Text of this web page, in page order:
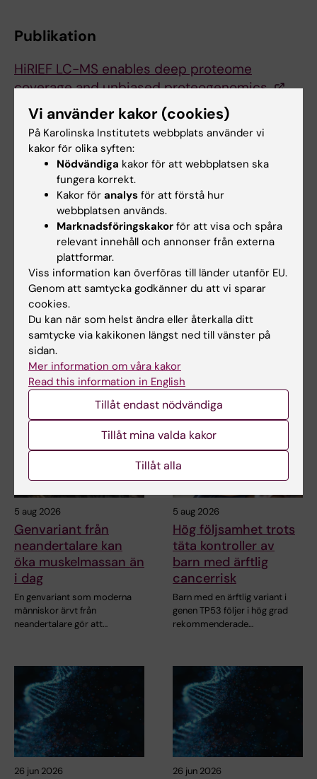
Publikation
HiRIEF LC-MS enables deep proteome
coverage and unbiased proteogenomics.
Branca R, Orre L, Johansson H, Granholm V,
Huss M, Pérez-Bercoff �,et al
Nat. Methods 2014 Jan;11(1):59-62
Genetik
Uppdaterad av:
Webb Admin 2014-02-05
Dela
Relaterade artiklar
5 aug 2026
Genvariant från
neandertalare kan
öka muskelmassan än
i dag
En genvariant som moderna
människor ärvt från
neandertalare gör att…
5 aug 2026
Hög följsamhet trots
täta kontroller av
barn med ärftlig
cancerrisk
Barn med en ärftlig variant i
genen TP53 följer i hög grad
rekommenderade…
26 jun 2026 26 jun 2026
Vi använder kakor (cookies)
På Karolinska Institutets webbplats använder vi
kakor för olika syften:
Nödvändiga kakor för att webbplatsen ska
fungera korrekt.
Kakor för analys för att förstå hur
webbplatsen används.
Marknadsföringskakor för att visa och spåra
relevant innehåll och annonser från externa
plattformar.
Viss information kan överföras till länder utanför EU.
Genom att samtycka godkänner du att vi sparar
cookies.
Du kan när som helst ändra eller återkalla ditt
samtycke via kakikonen längst ned till vänster på
sidan.
Mer information om våra kakor
Read this information in English
Tillåt endast nödvändiga
Tillåt mina valda kakor
Tillåt alla